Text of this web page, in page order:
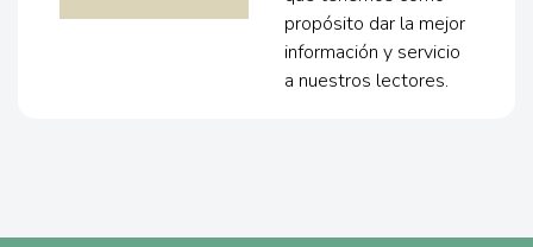
propósito dar la mejor
información y servicio
a nuestros lectores.